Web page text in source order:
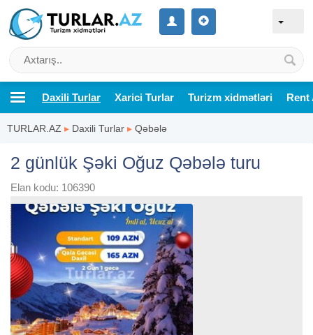
Daxili Turlar Xarici Turlar Turizm xidmətləri Rent
TURLAR.AZ ▸ Daxili Turlar ▸ Qəbələ
2 günlük Şəki Oğuz Qəbələ turu
Elan kodu: 106390